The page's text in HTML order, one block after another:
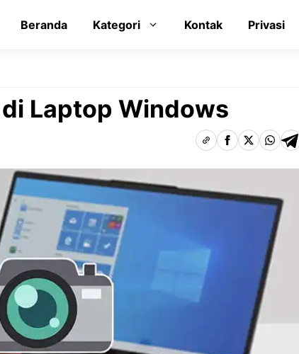
Beranda Kategori Kontak Privasi
Laptop Windows